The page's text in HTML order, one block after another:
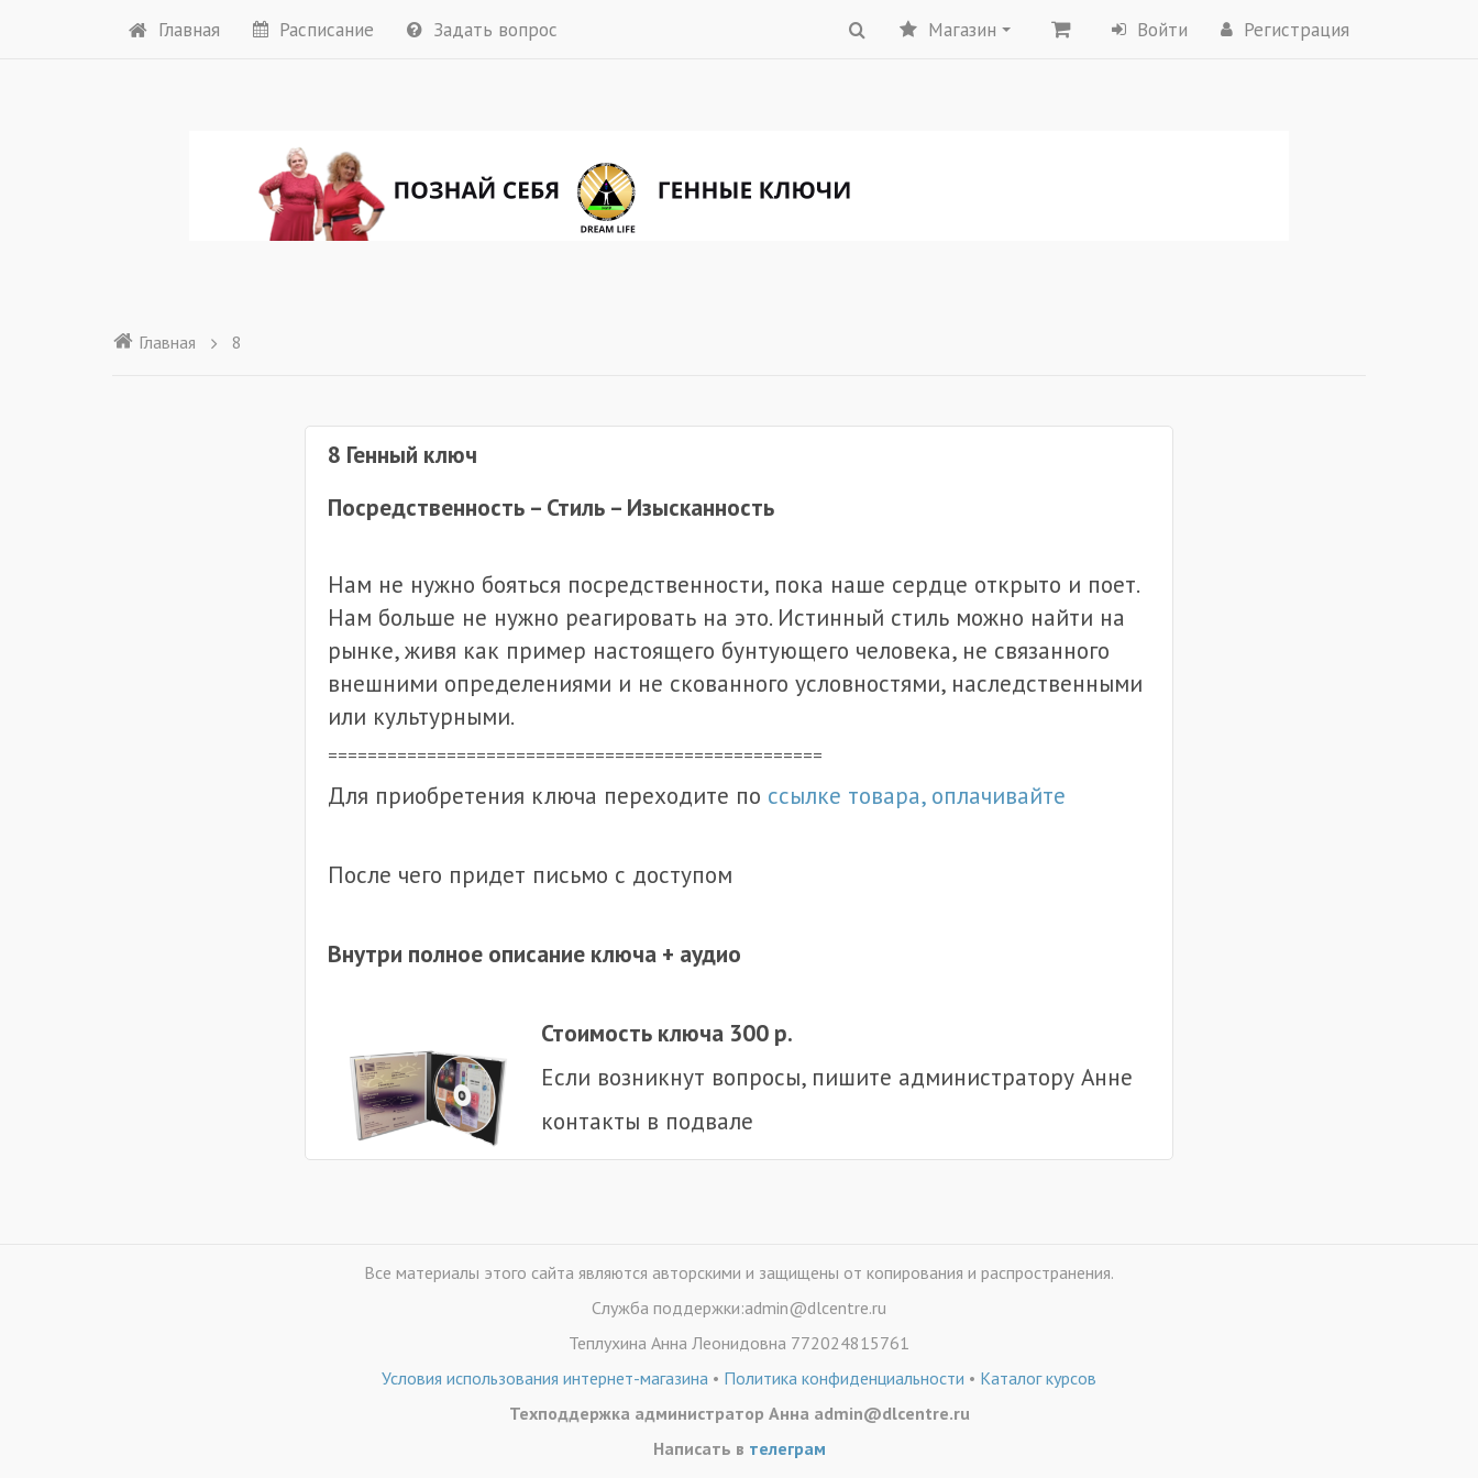
Главная Расписание Задать вопрос Магазин Войти Регистрация
Главная 8
8 Генный ключ
Посредственность – Стиль – Изысканность
Нам не нужно бояться посредственности, пока наше сердце открыто и поет.
Нам больше не нужно реагировать на это. Истинный стиль можно найти на
рынке, живя как пример настоящего бунтующего человека, не связанного
внешними определениями и не скованного условностями, наследственными
или культурными.
==================================================
Для приобретения ключа переходите по ссылке товара, оплачивайте
После чего придет письмо с доступом
Внутри полное описание ключа + аудио
Стоимость ключа 300 р.
Если возникнут вопросы, пишите администратору Анне
контакты в подвале
Все материалы этого сайта являются авторскими и защищены от копирования и распространения.
Служба поддержки:admin@dlcentre.ru
Теплухина Анна Леонидовна 772024815761
Условия использования интернет-магазина • Политика конфиденциальности • Каталог курсов
Техподдержка администратор Анна admin@dlcentre.ru
Написать в телеграм